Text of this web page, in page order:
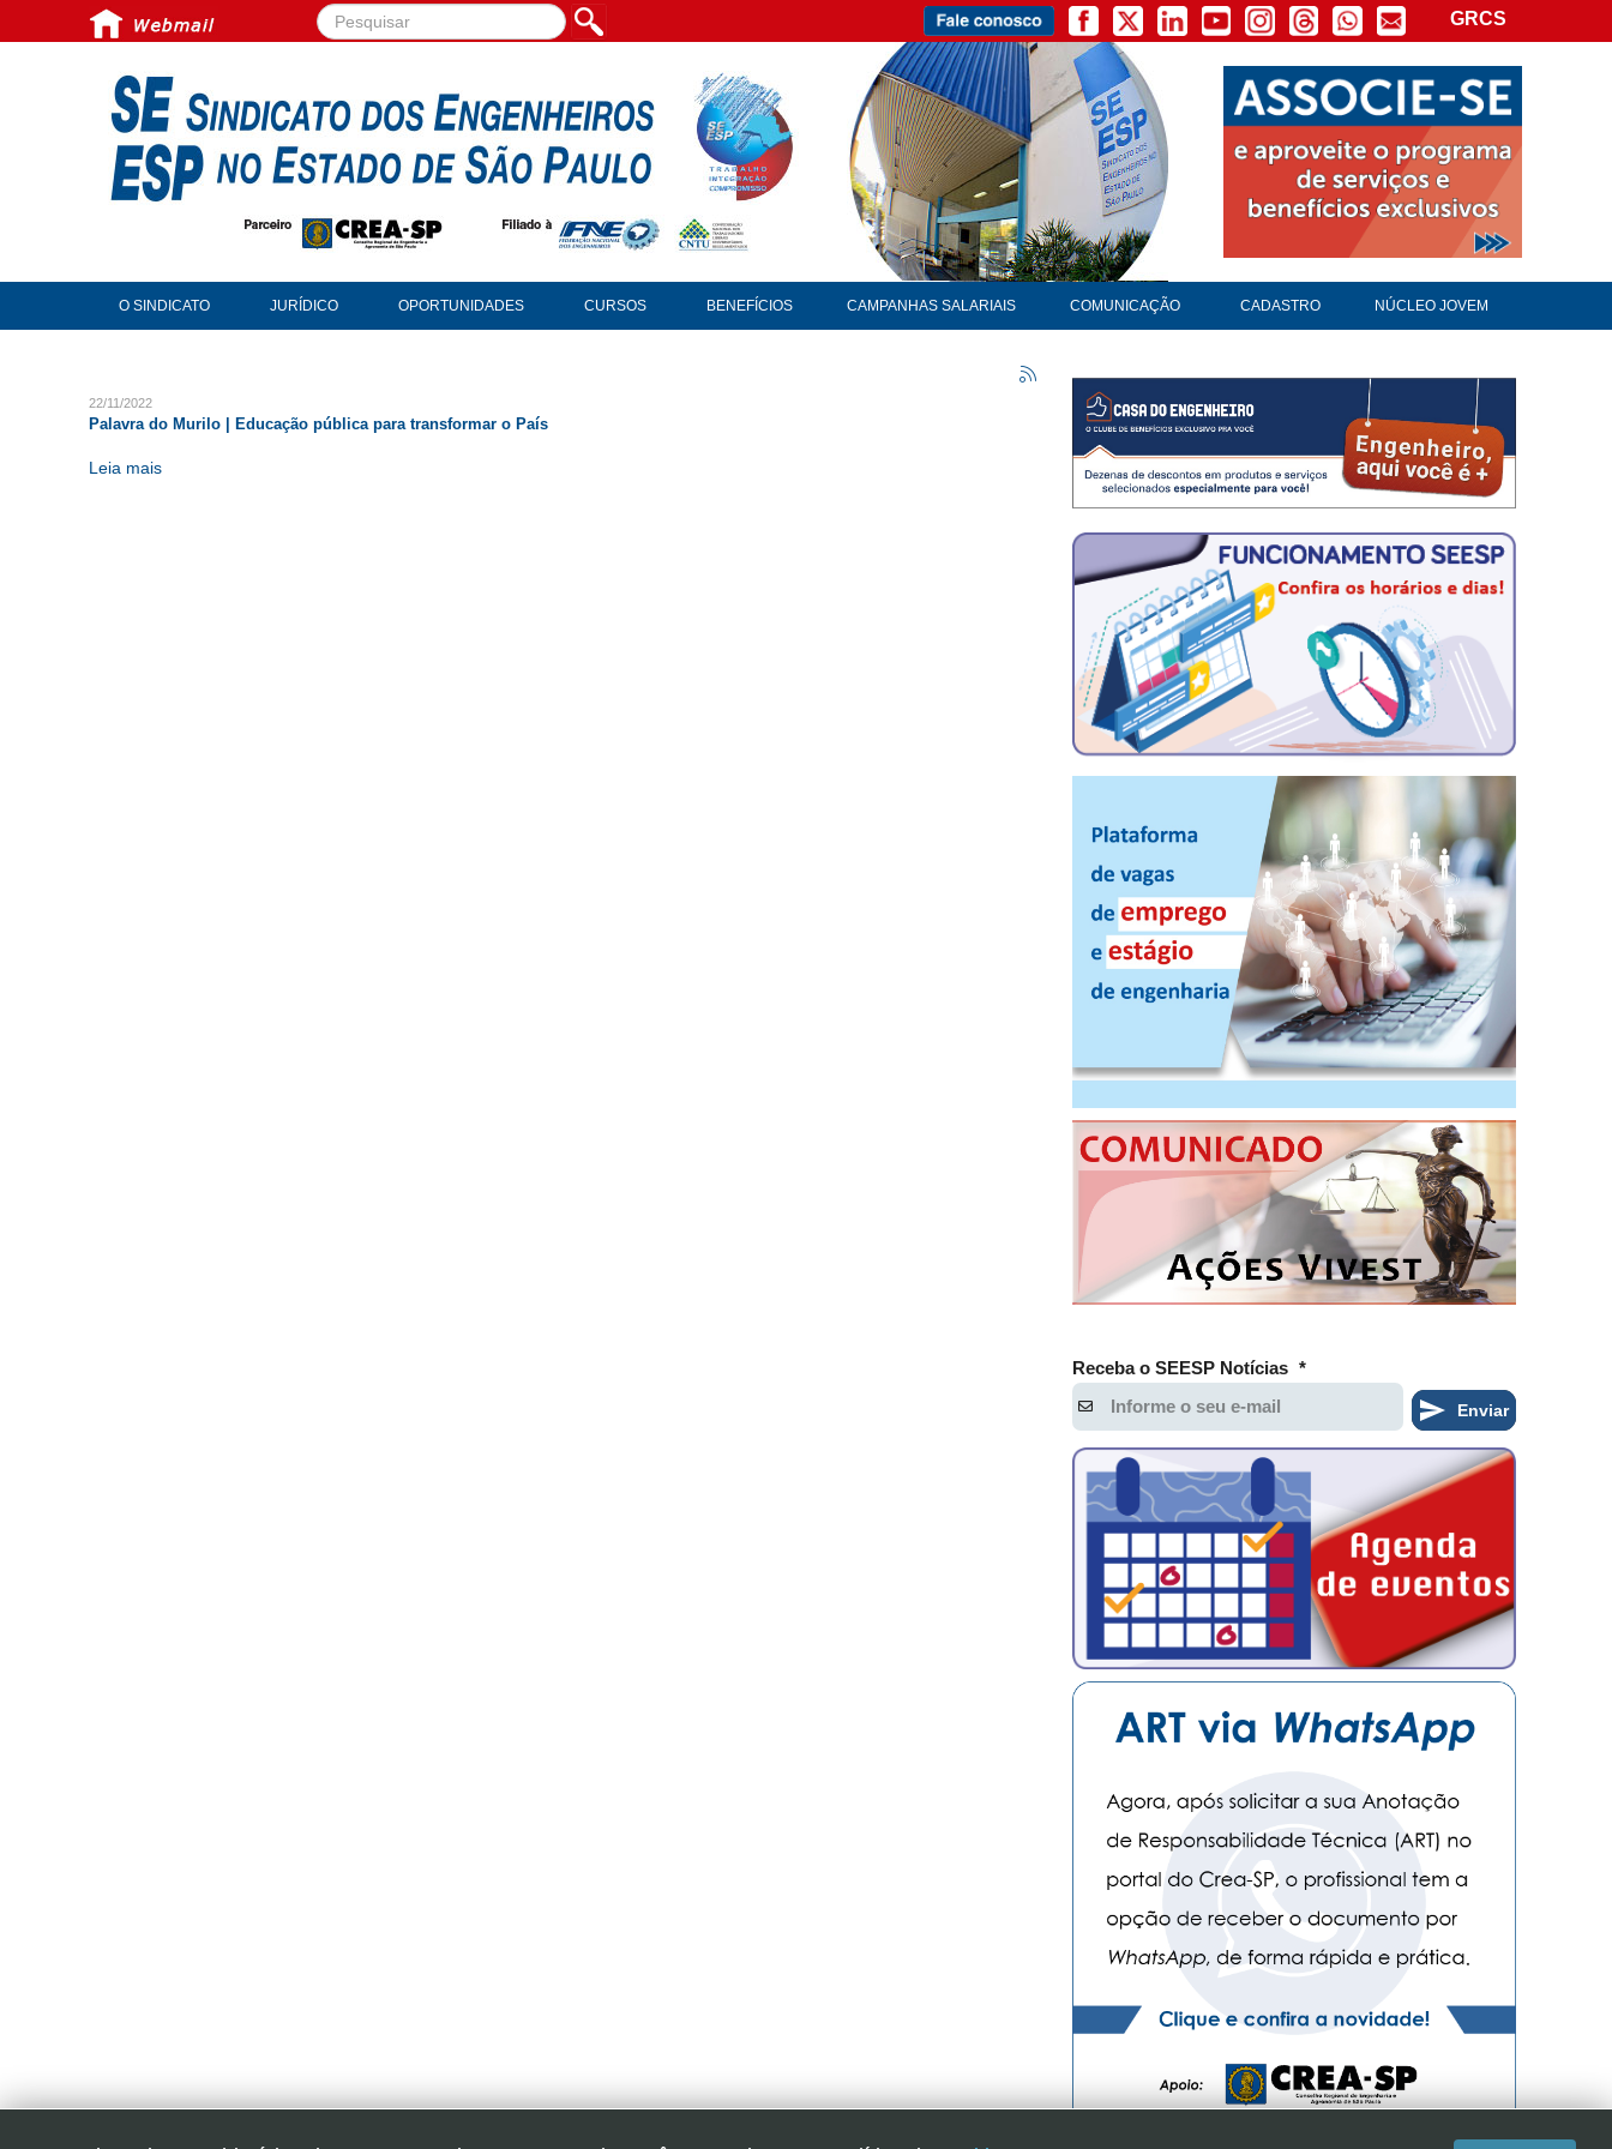
Pesquisar... GRCS
O SINDICATO JURÍDICO OPORTUNIDADES CURSOS BENEFÍCIOS CAMPANHAS SALARIAIS COMUNICAÇÃO CADASTRO NÚCLEO JOVEM
22/11/2022
Palavra do Murilo | Educação pública para transformar o País
Leia mais
Receba o SEESP Notícias *
Enviar